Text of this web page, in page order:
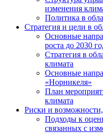
изменения
Политика в
Стратегия и цели в
Основные
роста до 2030
Стратегия в
климата
Основные
«Норникеля»
План
климата
Риски и
Подходы к
связанных с